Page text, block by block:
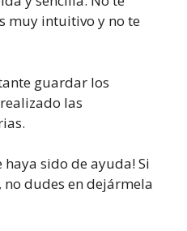
muy intuitivo y no te
guardar los
las
haya sido de ayuda! Si
dudes en dejármela